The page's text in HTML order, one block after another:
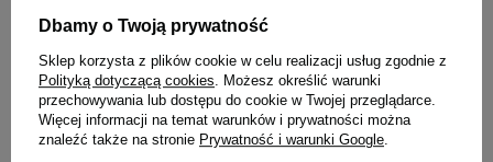
Wybrane specjalnie dla
Ciebie i Twojego czworonoga
Dbamy o Twoją prywatność
Sklep korzysta z plików cookie w celu realizacji usług zgodnie z
Polityką dotyczącą cookies . Możesz określić warunki
przechowywania lub dostępu do cookie w Twojej przeglądarce.
Więcej informacji na temat warunków i prywatności można
znaleźć także na stronie Prywatność i warunki Google